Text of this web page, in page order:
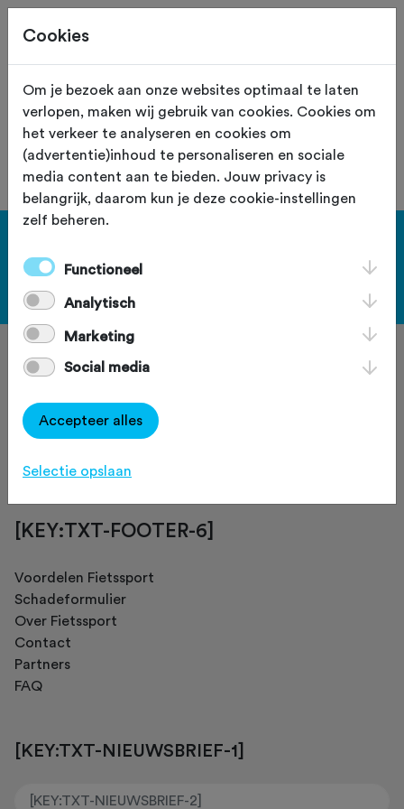
Site staat in teststand
XS
De vereniging met nummer "106050"
is niet gevonden.
[KEY:TXT-FOOTER-3]
[KEY:TXT-FOOTER-4]
[KEY:TXT-FOOTER-6]
Voordelen Fietssport
Schadeformulier
Over Fietssport
Contact
Partners
FAQ
[KEY:TXT-NIEUWSBRIEF-1]
Cookies
Om je bezoek aan onze websites optimaal te laten
verlopen, maken wij gebruik van cookies. Cookies om
het verkeer te analyseren en cookies om
(advertentie)inhoud te personaliseren en sociale
media content aan te bieden. Jouw privacy is
belangrijk, daarom kun je deze cookie-instellingen
zelf beheren.
Functioneel
Analytisch
Marketing
Social media
Accepteer alles
Selectie opslaan